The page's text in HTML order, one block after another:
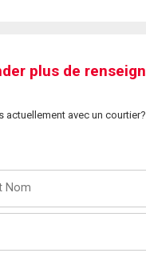
plus de
actuellement avec un courtier?